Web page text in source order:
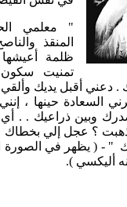
" معلمي
المنقذ
ظلمة
تمنيت سكون
أقبل يديك وألقي
السعادة حينها ،
وبين ذراعيك . . أي
؟ عجل إلي بخطاك
- ( يظهر في الصورة
أليكسي ).